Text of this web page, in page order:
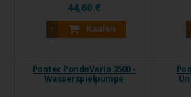
44,60 €
Kaufen
Pontec PondoVario 3500 -
Wasserspielpumpe